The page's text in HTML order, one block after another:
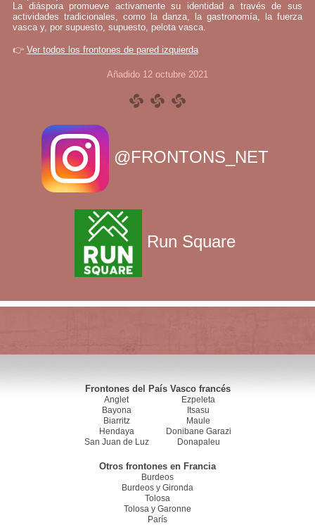
La diáspora promueve activamente su identidad a través de sus
actividades tradicionales, como la danza, la gastronomía, la fuerza
vasca y, por supuesto, supuesto, pelota vasca.
👉 Ver todos los frontones de pared izquierda
Añadido 12 octubre 2021
@FRONTONS_NET
Run Square
Frontones del País Vasco francés
Anglet
Bayona
Biarritz
Hendaya
San Juan de Luz
Ezpeleta
Itsasu
Maule
Donibane Garazi
Donapaleu
Otros frontones en Francia
Burdeos
Burdeos y Gironda
Tolosa
Tolosa y Garonne
París